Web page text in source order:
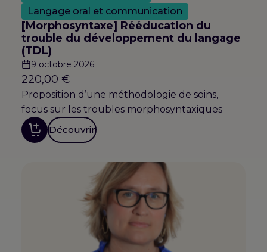
Langage oral et communication
[Morphosyntaxe] Rééducation du
trouble du développement du langage
(TDL)
9 octobre 2026
220,00 €
Proposition d’une méthodologie de soins,
focus sur les troubles morphosyntaxiques
Découvrir